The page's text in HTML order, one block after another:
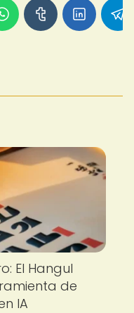
El Hangul
de
IA